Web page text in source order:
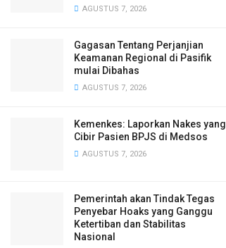
AGUSTUS 7, 2026
Gagasan Tentang Perjanjian
Keamanan Regional di Pasifik
mulai Dibahas
AGUSTUS 7, 2026
Kemenkes: Laporkan Nakes yang
Cibir Pasien BPJS di Medsos
AGUSTUS 7, 2026
Pemerintah akan Tindak Tegas
Penyebar Hoaks yang Ganggu
Ketertiban dan Stabilitas
Nasional